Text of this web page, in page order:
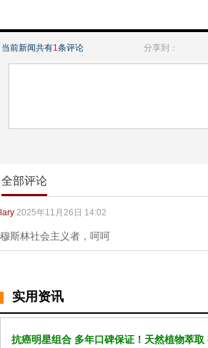
当前新闻共有1条评论 分享到：
全部评论
lary 2025年11月26日 14:02
穆斯林社会主义者，呵呵
实用资讯
抗癌明星组合 多年口碑保证！天然植物萃取